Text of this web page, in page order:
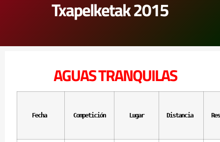
Txapelketak 2015
AGUAS TRANQUILAS
Fecha Competición Lugar Distancia